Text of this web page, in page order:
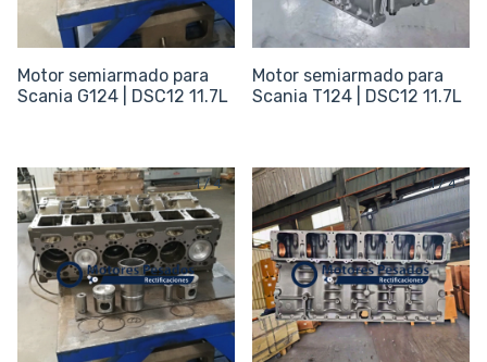
Motor semiarmado para
Scania G124 | DSC12 11.7L
Motor semiarmado para
Scania T124 | DSC12 11.7L
1/4 1/4